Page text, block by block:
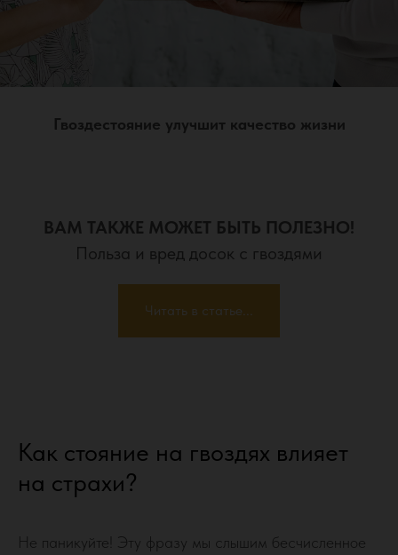
Гвоздестояние улучшит качество жизни
ВАМ ТАКЖЕ МОЖЕТ БЫТЬ ПОЛЕЗНО!
Польза и вред досок с гвоздями
Читать в статье...
Как стояние на гвоздях влияет
на страхи?
Не паникуйте! Эту фразу мы слышим бесчисленное